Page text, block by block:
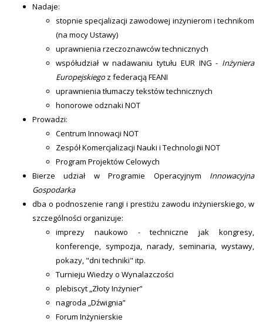
Nadaje:
stopnie specjalizacji zawodowej inżynierom i technikom
(na mocy Ustawy)
uprawnienia rzeczoznawców technicznych
współudział w nadawaniu tytułu EUR ING - Inżyniera
Europejskiegoz federacją FEANI
uprawnienia tłumaczy tekstów technicznych
honorowe odznaki NOT
Prowadzi:
Centrum Innowacji NOT
Zespół Komercjalizacji Nauki i Technologii NOT
Program Projektów Celowych
Bierze udział w Programie Operacyjnym Innowacyjna
Gospodarka
dba o podnoszenie rangi i prestiżu zawodu inżynierskiego, w
szczególności organizuje:
imprezy naukowo - techniczne jak kongresy,
konferencje, sympozja, narady, seminaria, wystawy,
pokazy, "dni techniki" itp.
Turnieju Wiedzy o Wynalazczości
plebiscyt „Złoty Inżynier”
nagroda „Dźwignia”
Forum Inżynierskie